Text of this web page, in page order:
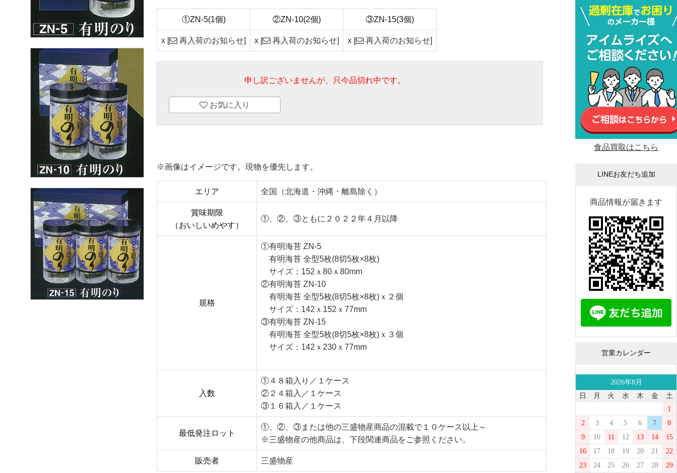
①ZN-5(1個) ②ZN-10(2個) ③ZN-15(3個)
x [ 再入荷のお知らせ] x [ 再入荷のお知らせ] x [ 再入荷のお知らせ]
申し訳ございませんが、只今品切れ中です。
お気に入り
※画像はイメージです。現物を優先します。
エリア 全国（北海道・沖縄・離島除く）
賞味期限
（おいしいめやす）
①、②、③ともに２０２２年４月以降
規格
①有明海苔 ZN-5
有明海苔 全型5枚(8切5枚×8枚)
サイズ：152ｘ80ｘ80mm
②有明海苔 ZN-10
有明海苔 全型5枚(8切5枚×8枚)ｘ２個
サイズ：142ｘ152ｘ77mm
③有明海苔 ZN-15
有明海苔 全型5枚(8切5枚×8枚)ｘ３個
サイズ：142ｘ230ｘ77mm
入数
①４８箱入り／１ケース
②２４箱入／１ケース
③１６箱入／１ケース
最低発注ロット
①、②、③または他の三盛物産商品の混載で１０ケース以上～
※三盛物産の他商品は、下段関連商品をご参照ください。
販売者 三盛物産
食品買取はこちら
LINEお友だち追加
商品情報が届きます
営業カレンダー
2026年8月
日
月 火 水 木 金
土
1
2
3 4 5 6 7
8
9
10 11 12 13 14
15
16
17 18 19 20 21
22
23
24 25 26 27 28
29